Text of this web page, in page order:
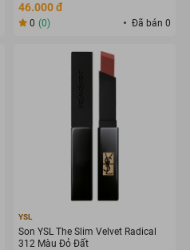
46.000 đ
0 (0) Đã bán 0
YSL
Son YSL The Slim Velvet Radical
312 Màu Đỏ Đất